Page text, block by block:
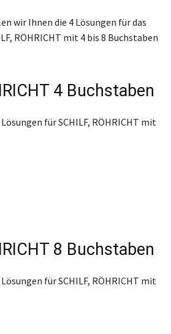
wir Ihnen die 4 Lösungen für das
RÖHRICHT mit 4 bis 8 Buchstaben
4 Buchstaben
für SCHILF, RÖHRICHT mit
8 Buchstaben
für SCHILF, RÖHRICHT mit